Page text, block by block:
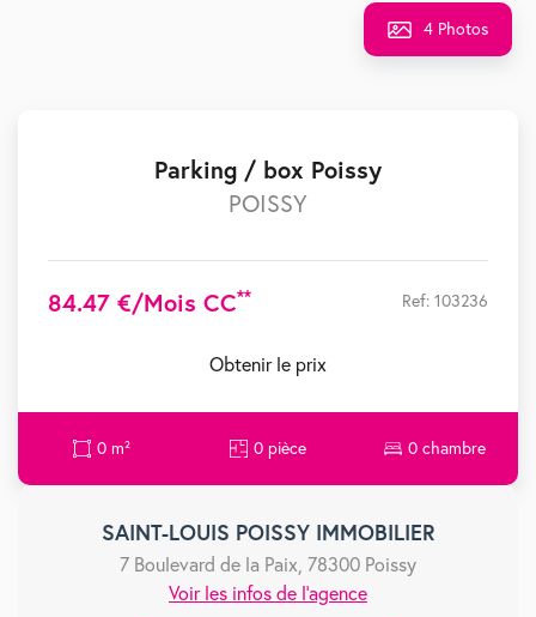
Parking / box Poissy
POISSY
84.47 €/mois CC** Ref: 103236
Obtenir le prix
0 m² 0 pièce 0 chambre
SAINT-LOUIS POISSY IMMOBILIER
7 Boulevard de la Paix, 78300 Poissy
Voir les infos de l'agence
4 Photos